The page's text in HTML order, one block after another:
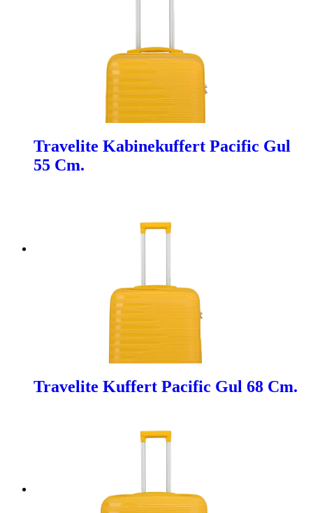
Travelite Kabinekuffert Pacific Gul
55 Cm.
Travelite Kuffert Pacific Gul 68 Cm.